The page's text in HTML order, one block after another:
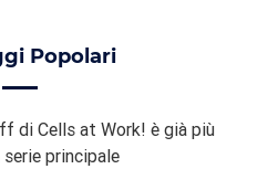
Popolari
di Cells at Work! è già più
principale